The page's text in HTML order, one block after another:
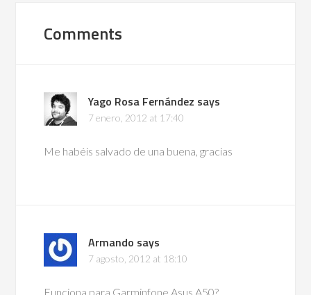
Comments
Yago Rosa Fernández says
7 enero, 2012 at 17:40
Me habéis salvado de una buena, gracias
Armando says
7 agosto, 2012 at 18:10
Funciona para Garminfone Asus A50?